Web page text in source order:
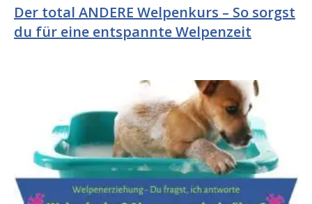
Der total ANDERE Welpenkurs – So sorgst
du für eine entspannte Welpenzeit